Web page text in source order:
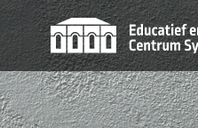
Ga
naar
inhoud